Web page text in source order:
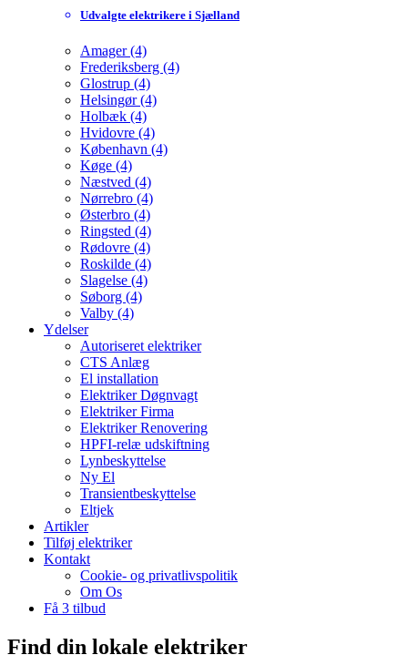
Udvalgte elektrikere i Sjælland
Amager (4)
Frederiksberg (4)
Glostrup (4)
Helsingør (4)
Holbæk (4)
Hvidovre (4)
København (4)
Køge (4)
Næstved (4)
Nørrebro (4)
Østerbro (4)
Ringsted (4)
Rødovre (4)
Roskilde (4)
Slagelse (4)
Søborg (4)
Valby (4)
Ydelser
Autoriseret elektriker
CTS Anlæg
El installation
Elektriker Døgnvagt
Elektriker Firma
Elektriker Renovering
HPFI-relæ udskiftning
Lynbeskyttelse
Ny El
Transientbeskyttelse
Eltjek
Artikler
Tilføj elektriker
Kontakt
Cookie- og privatlivspolitik
Om Os
Få 3 tilbud
Find din lokale elektriker